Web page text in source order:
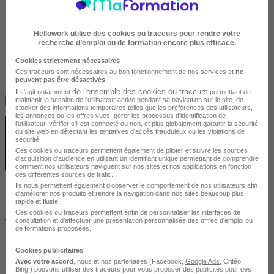
Avis du centre
Je m'informe gratuitement
Concevoir des dessins techniques et des plans avec
AutoCAD (Tosa)
Hellowork utilise des cookies ou traceurs pour rendre votre
recherche d’emploi ou de formation encore plus efficace.
Cookies strictement nécessaires
Ces traceurs sont nécessaires au bon fonctionnement de nos services et ne
peuvent pas être désactivés
Il s'agit notamment de l'ensemble des cookies ou traceurs permettant de
maintenir la session de l'utilisateur active pendant sa navigation sur le site, de
stocker des informations temporaires telles que les préférences des utilisateurs,
les annonces ou les offres vues, gérer les processus d'identification de
l'utilisateur, vérifier s'il est connecté ou non, et plus globalement garantir la sécurité
du site web en détectant les tentatives d'accès frauduleux ou les violations de
sécurité.
Ces cookies ou traceurs permettent également de piloter et suivre les sources
d'acquisition d'audience en utilisant un identifiant unique permettant de comprendre
comment nos utilisateurs naviguent sur nos sites et nos applications en fonction
des différentes sources de trafic.
Ils nous permettent également d’observer le comportement de nos utilisateurs afin
d'améliorer nos produits et rendre la navigation dans nos sites beaucoup plus
rapide et fluide.
Ces cookies ou traceurs permettent enfin de personnaliser les interfaces de
consultation et d'effectuer une présentation personnalisée des offres d'emploi ou
de formations proposées.
Cookies publicitaires
Avec votre accord , nous et nos partenaires (Facebook, Google Ads , Critéo,
Bing,) pouvons utiliser des traceurs pour vous proposer des publicités pour des